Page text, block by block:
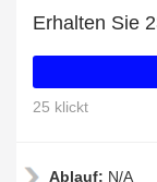
25 klickt
Ablauf: N/A